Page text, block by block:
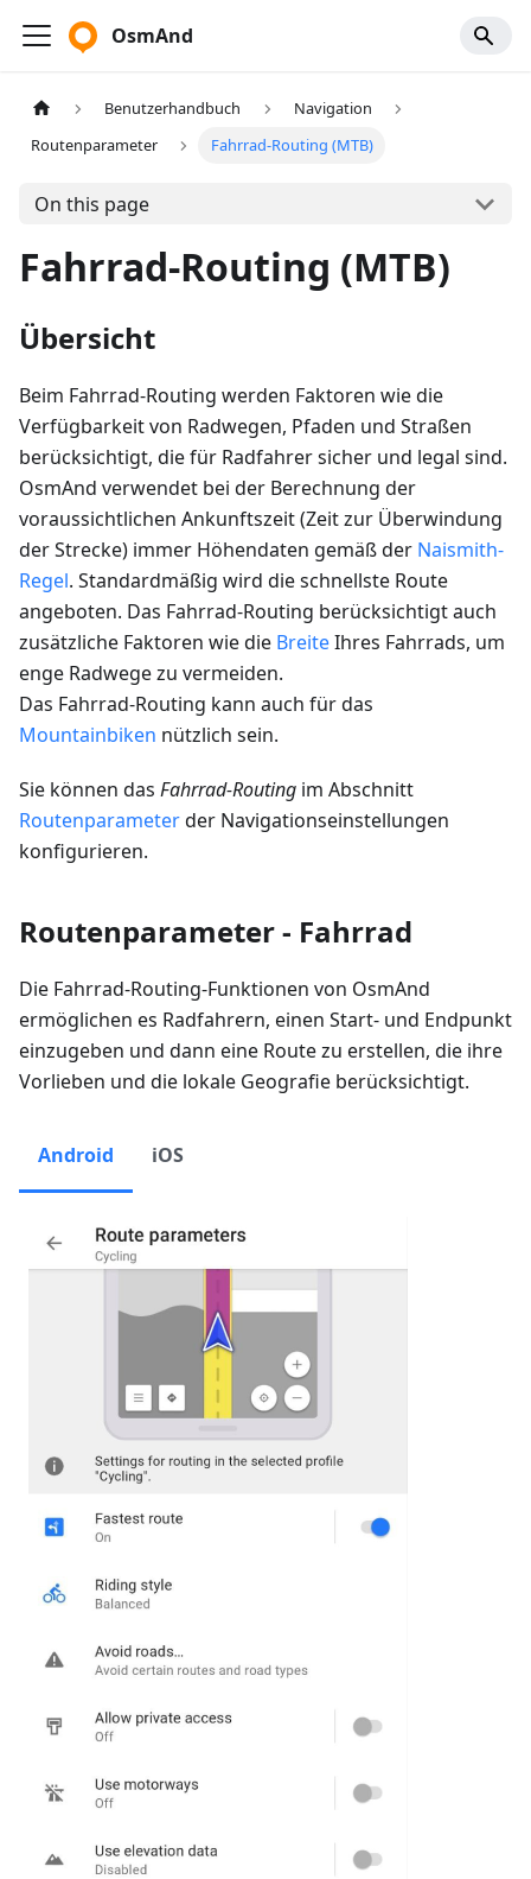
OsmAnd
Benutzerhandbuch
Navigation
Routenparameter
Fahrrad-Routing (MTB)
On this page
Fahrrad-Routing (MTB)
Übersicht
Beim Fahrrad-Routing werden Faktoren wie die
Verfügbarkeit von Radwegen, Pfaden und Straßen
berücksichtigt, die für Radfahrer sicher und legal sind.
OsmAnd verwendet bei der Berechnung der
voraussichtlichen Ankunftszeit (Zeit zur Überwindung
der Strecke) immer Höhendaten gemäß der Naismith-
Regel. Standardmäßig wird die schnellste Route
angeboten. Das Fahrrad-Routing berücksichtigt auch
zusätzliche Faktoren wie die BreiteIhres Fahrrads, um
enge Radwege zu vermeiden.
Das Fahrrad-Routing kann auch für das
Mountainbiken nützlich sein.
Sie können das Fahrrad-Routing im Abschnitt
Routenparameterder Navigationseinstellungen
konfigurieren.
Routenparameter - Fahrrad
Die Fahrrad-Routing-Funktionen von OsmAnd
ermöglichen es Radfahrern, einen Start- und Endpunkt
einzugeben und dann eine Route zu erstellen, die ihre
Vorlieben und die lokale Geografie berücksichtigt.
Android iOS